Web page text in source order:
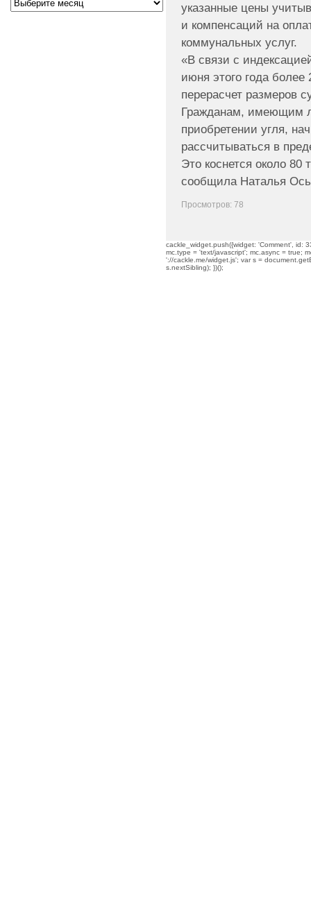
указанные цены
и компенсаций на
коммунальных услуг.
«В связи с
июня этого года
перерасчет размеров
Гражданам, имеющим
приобретении угля,
рассчитываться в
Это коснется около 80
сообщила Наталья
Просмотров: 78
cackle_widget.push({widget: 'Comment', id:
mc.type = 'text/javascript'; mc.async = true;
'://cackle.me/widget.js'; var s =
s.nextSibling); })();